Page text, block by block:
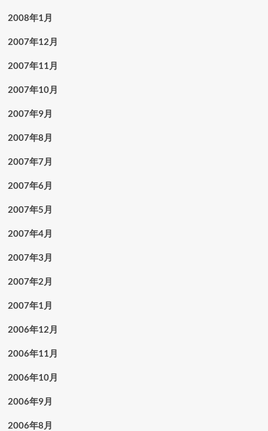
2008年1月
2007年12月
2007年11月
2007年10月
2007年9月
2007年8月
2007年7月
2007年6月
2007年5月
2007年4月
2007年3月
2007年2月
2007年1月
2006年12月
2006年11月
2006年10月
2006年9月
2006年8月